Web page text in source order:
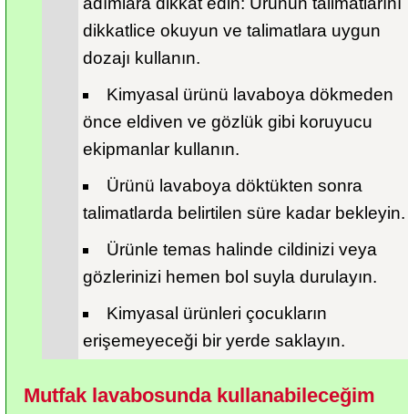
dikkatlice okuyun ve talimatlara uygun
dozajı kullanın.
Kimyasal ürünü lavaboya dökmeden
önce eldiven ve gözlük gibi koruyucu
ekipmanlar kullanın.
Ürünü lavaboya döktükten sonra
talimatlarda belirtilen süre kadar bekleyin.
Ürünle temas halinde cildinizi veya
gözlerinizi hemen bol suyla durulayın.
Kimyasal ürünleri çocukların
erişemeyeceği bir yerde saklayın.
Mutfak lavabosunda kullanabileceğim